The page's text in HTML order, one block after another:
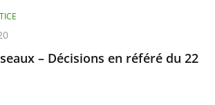
– Décisions en référé du 22